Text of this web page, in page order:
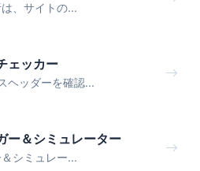
、サイトの...
ェッカー
ヘッダーを確認...
ー＆シミュレーター
シミュレー...